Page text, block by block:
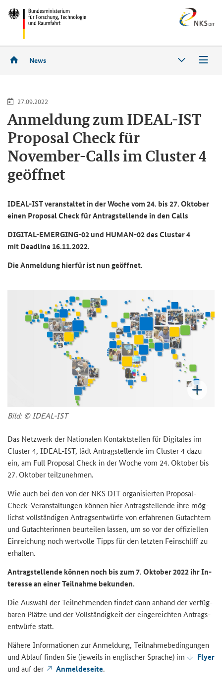
News
27.09.2022
An­mel­dung zum IDEAL-​IST
Pro­po­sal Check für
November-​Calls im Clus­ter 4
ge­öff­net
IDEAL-​IST ver­an­stal­tet in der Woche vom 24. bis 27. Ok­to­ber
einen Proposal Checkfür An­trag­stel­len­de in denCalls
DIGITAL-EMERGING-02und HUMAN-02desCluster4
mitDeadline 16.11.2022.
Die An­mel­dung hier­für ist nun ge­öff­net.
Bild: © IDEAL-​IST
Das Netz­werk der Na­tio­na­len Kon­takt­stel­len für Di­gi­ta­les im
Cluster4, IDEAL-​IST, lädt An­trag­stel­len­de im Cluster4 dazu
ein, am Full Proposal Check in der Woche vom 24. Ok­to­ber bis
27. Ok­to­ber teil­zu­neh­men.
Wie auch bei den von der NKS DIT or­ga­ni­sier­ten Proposal-
Check-Ver­an­stal­tun­gen kön­nen hierAn­trag­stel­len­de ihre mög­
lichst voll­stän­di­gen An­trags­ent­wür­fe von er­fah­re­nen Gut­ach­tern
und Gut­ach­te­rin­nen be­ur­tei­len las­sen, um so vor der of­fi­zi­el­len
Ein­rei­chung noch wert­vol­le Tipps für den letz­ten Fein­schliff zu
er­hal­ten.
An­trag­stel­len­de kön­nen noch bis zum 7. Ok­to­ber 2022 ihr In­
ter­es­se an einer Teil­nah­me be­kun­den.
Die Aus­wahl der Teil­neh­men­den fin­det dann an­hand der ver­füg­
ba­ren Plät­ze und der Voll­stän­dig­keit der ein­ge­reich­ten An­trags­
ent­wür­fe statt.
Nä­he­re In­for­ma­tio­nen zur An­mel­dung, Teil­nah­me­be­din­gun­gen
und Ab­lauf fin­den Sie (je­weils in eng­li­scher Spra­che) im Flyer
und auf der An­mel­de­sei­te.